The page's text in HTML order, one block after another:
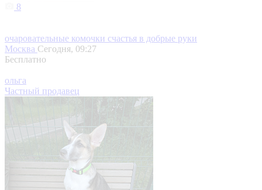
8
очаровательные комочки счастья в добрые руки
Москва Сегодня, 09:27
Бесплатно
ольга
Частный продавец